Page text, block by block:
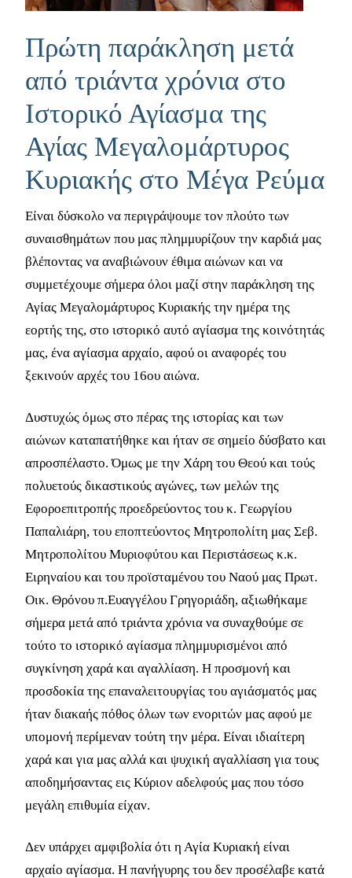
Πρώτη παράκληση μετά
από τριάντα χρόνια στο
Ιστορικό Αγίασμα της
Αγίας Μεγαλομάρτυρος
Κυριακής στο Μέγα Ρεύμα
Είναι δύσκολο να περιγράψουμε τον πλούτο των
συναισθημάτων που μας πλημμυρίζουν την καρδιά μας
βλέποντας να αναβιώνουν έθιμα αιώνων και να
συμμετέχουμε σήμερα όλοι μαζί στην παράκληση της
Αγίας Μεγαλομάρτυρος Κυριακής την ημέρα της
εορτής της, στο ιστορικό αυτό αγίασμα της κοινότητάς
μας, ένα αγίασμα αρχαίο, αφού οι αναφορές του
ξεκινούν αρχές του 16ου αιώνα.
Δυστυχώς όμως στο πέρας της ιστορίας και των
αιώνων καταπατήθηκε και ήταν σε σημείο δύσβατο και
απροσπέλαστο. Όμως με την Χάρη του Θεού και τούς
πολυετούς δικαστικούς αγώνες, των μελών της
Εφοροεπιτροπής προεδρεύοντος του κ. Γεωργίου
Παπαλιάρη, του εποπτεύοντος Μητροπολίτη μας Σεβ.
Μητροπολίτου Μυριοφύτου και Περιστάσεως κ.κ.
Ειρηναίου και του προϊσταμένου του Ναού μας Πρωτ.
Οικ. Θρόνου π.Ευαγγέλου Γρηγοριάδη, αξιωθήκαμε
σήμερα μετά από τριάντα χρόνια να συναχθούμε σε
τούτο το ιστορικό αγίασμα πλημμυρισμένοι από
συγκίνηση χαρά και αγαλλίαση. Η προσμονή και
προσδοκία της επαναλειτουργίας του αγιάσματός μας
ήταν διακαής πόθος όλων των ενοριτών μας αφού με
υπομονή περίμεναν τούτη την μέρα. Είναι ιδιαίτερη
χαρά και για μας αλλά και ψυχική αγαλλίαση για τους
αποδημήσαντας εις Κύριον αδελφούς μας που τόσο
μεγάλη επιθυμία είχαν.
Δεν υπάρχει αμφιβολία ότι η Αγία Κυριακή είναι
αρχαίο αγίασμα. Η πανήγυρης του δεν προσέλαβε κατά